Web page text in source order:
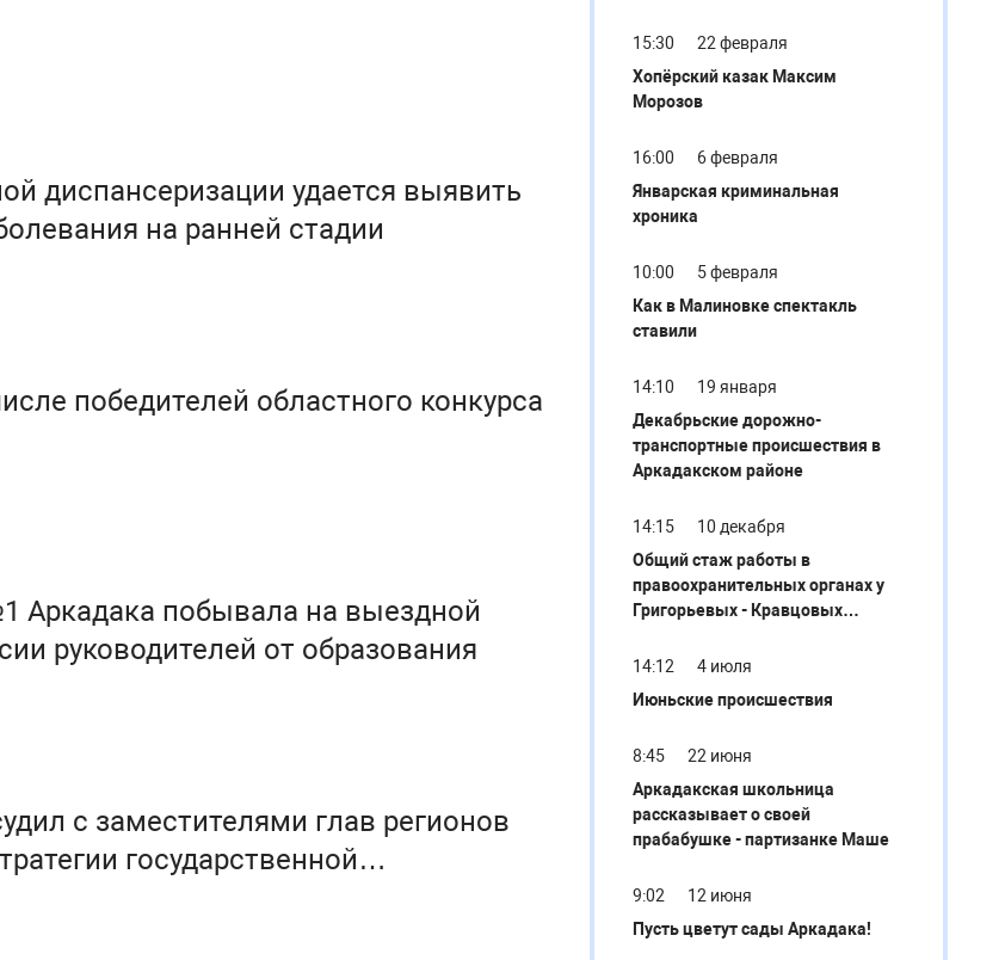
диспансеризации удается выявить
на ранней стадии
победителей областного конкурса
Аркадака побывала на выездной
руководителей от образования
с заместителями глав регионов
государственной
15:30
22 февраля
Хопёрский казак Максим
Морозов
16:00
6 февраля
Январская криминальная
хроника
10:00
5 февраля
Как в Малиновке спектакль
ставили
14:10
19 января
Декабрьские дорожно-
транспортные происшествия в
Аркадакском районе
14:15
10 декабря
Общий стаж работы в
правоохранительных органах у
Григорьевых - Кравцовых
14:12
4 июля
Июньские происшествия
8:45
22 июня
Аркадакская школьница
рассказывает о своей
прабабушке - партизанке Маше
9:02
12 июня
Пусть цветут сады Аркадака!